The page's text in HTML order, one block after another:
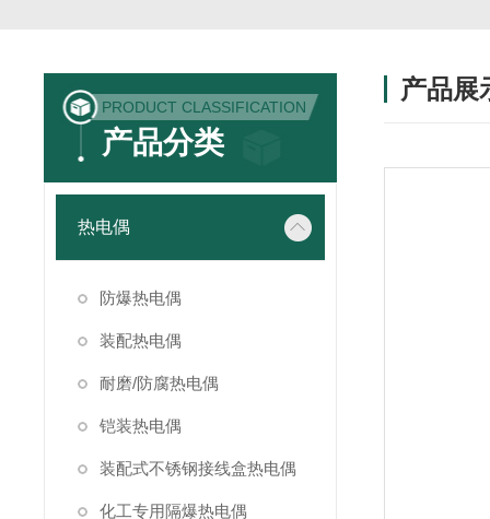
PRODUCT CLASSIFICATION
产品分类
热电偶
防爆热电偶
装配热电偶
耐磨/防腐热电偶
铠装热电偶
装配式不锈钢接线盒热电偶
化工专用隔爆热电偶
产品展